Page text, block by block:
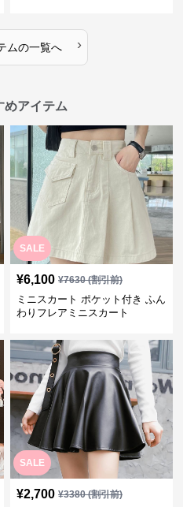
ムの一覧へ ›
めアイテム
SALE
¥6,100 ¥7630(割引前)
ミニスカート ポケット付き ふん
わりフレアミニスカート
SALE
¥2,700 ¥3380(割引前)